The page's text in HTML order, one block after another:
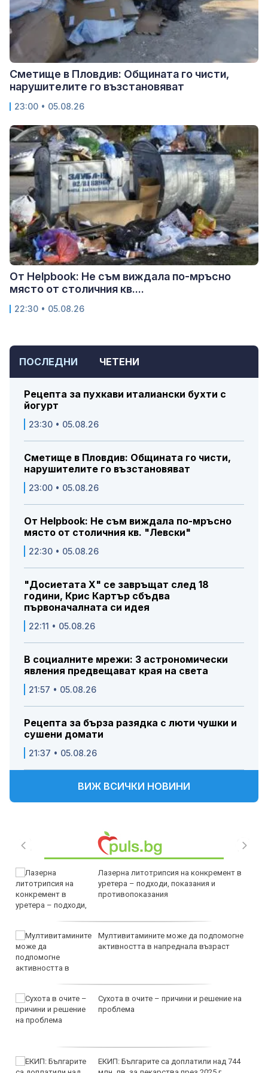
ПОСЛЕДНИ ЧЕТЕНИ
Рецепта за пухкави италиански бухти с
йогурт
23:30 • 05.08.26
Сметище в Пловдив: Общината го чисти,
нарушителите го възстановяват
23:00 • 05.08.26
От Helpbook: Не съм виждала по-мръсно
място от столичния кв. "Левски"
22:30 • 05.08.26
"Досиетата Х" се завръщат след 18
години, Крис Картър сбъдва
първоначалната си идея
22:11 • 05.08.26
В социалните мрежи: 3 астрономически
явления предвещават края на света
21:57 • 05.08.26
Рецепта за бърза разядка с люти чушки и
сушени домати
21:37 • 05.08.26
ВИЖ ВСИЧКИ НОВИНИ
Лазерна литотрипсия на конкремент в
уретера – подходи, показания и
противопоказания
Мултивитамините може да подпомогне
активността в напреднала възраст
Сухота в очите – причини и решение на
проблема
ЕКИП: Българите са доплатили над 744
Сметище в Пловдив: Общината го чисти,
нарушителите го възстановяват
23:00 • 05.08.26
От Helpbook: Не съм виждала по-мръсно
място от столичния кв....
22:30 • 05.08.26